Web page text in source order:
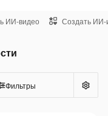
ИИ-видео Создать ИИ-
Фильтры